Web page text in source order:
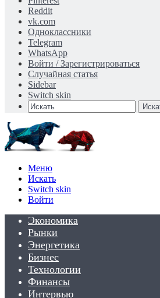
Reddit
vk.com
Одноклассники
Telegram
WhatsApp
Войти / Зарегистрироваться
Случайная статья
Sidebar
Switch skin
Меню
Искать
Switch skin
Войти
Экономика
Рынки
Энергетика
Бизнес
Технологии
Финансы
Интервью